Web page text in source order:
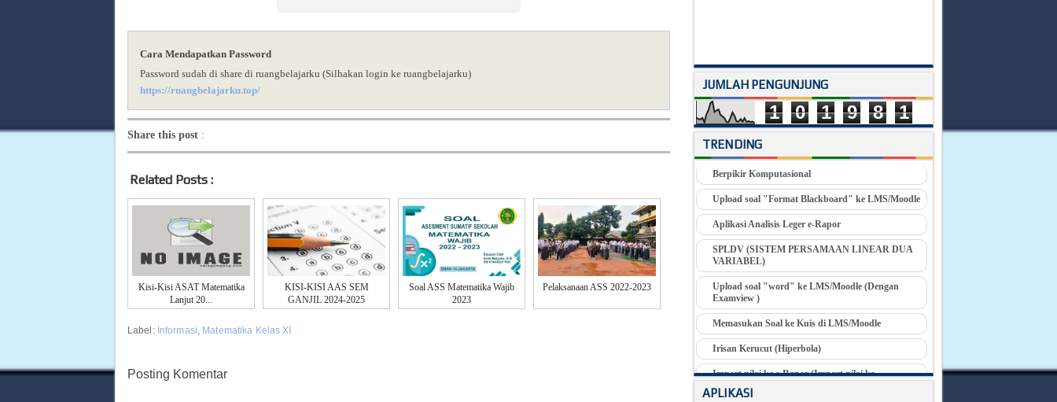
Cara Mendapatkan Password
Password sudah di share di ruangbelajarku (Silhakan login ke ruangbelajarku)
https://ruangbelajarku.top/
Share this post :
Related Posts :
Kisi-Kisi ASAT Matematika
Lanjut 20...
KISI-KISI AAS SEM
GANJIL 2024-2025
Soal ASS Matematika Wajib
2023
Pelaksanaan ASS 2022-2023
Label: Informasi Matematika Kelas XI
Posting Komentar
JUMLAH PENGUNJUNG
1 0 1 9 8 1
TRENDING
Berpikir Komputasional
Upload soal "Format Blackboard" ke LMS/Moodle
Aplikasi Analisis Leger e-Rapor
SPLDV (SISTEM PERSAMAAN LINEAR DUA
VARIABEL)
Upload soal "word" ke LMS/Moodle (Dengan
Examview )
Memasukan Soal ke Kuis di LMS/Moodle
Irisan Kerucut (Hiperbola)
Import nilai ke e-Rapor (Import nilai ke
Perencanaan)
APLIKASI